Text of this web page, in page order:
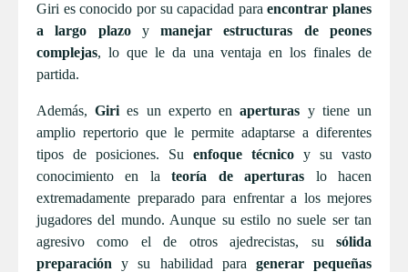
Giri es conocido por su capacidad para encontrar planes
a largo plazoymanejar estructuras de peones
complejas, lo que le da una ventaja en los finales de
partida.
Además,Giri es un experto enaperturas y tiene un
amplio repertorio que le permite adaptarse a diferentes
tipos de posiciones. Su enfoque técnico y su vasto
conocimiento en lateoría de aperturas lo hacen
extremadamente preparado para enfrentar a los mejores
jugadores del mundo. Aunque su estilo no suele ser tan
agresivo como el de otros ajedrecistas, su sólida
preparación y su habilidad para generar pequeñas